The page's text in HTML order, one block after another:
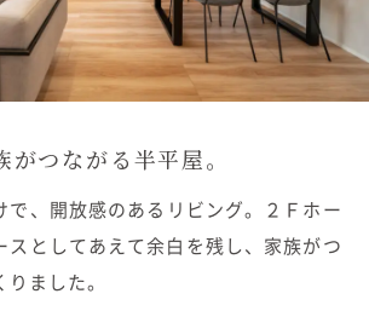
イベント
オーナー様Q&A
がつながる半平屋。
で、開放感のあるリビング。２Ｆホー
スとしてあえて余白を残し、家族がつ
ました。